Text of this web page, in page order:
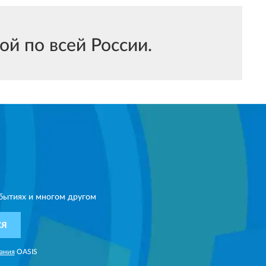
по всей России.
и многом другом
OASIS